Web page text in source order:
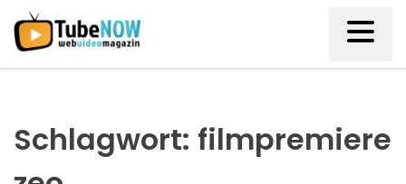
content
Schlagwort: filmpremiere